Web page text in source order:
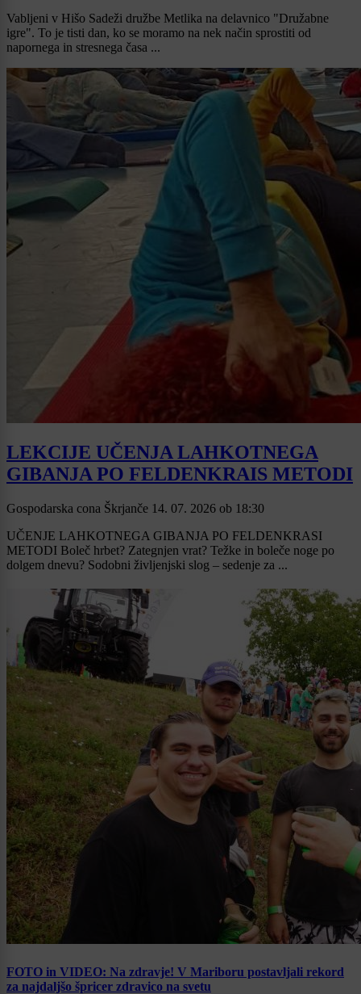
Vabljeni v Hišo Sadeži družbe Metlika na delavnico "Družabne
igre". To je tisti dan, ko se moramo na nek način sprostiti od
napornega in stresnega časa ...
LEKCIJE UČENJA LAHKOTNEGA
GIBANJA PO FELDENKRAIS METODI
Gospodarska cona Škrjanče 14. 07. 2026 ob 18:30
UČENJE LAHKOTNEGA GIBANJA PO FELDENKRASI
METODI Boleč hrbet? Zategnjen vrat? Težke in boleče noge po
dolgem dnevu? Sodobni življenjski slog – sedenje za ...
FOTO in VIDEO: Na zdravje! V Mariboru postavljali rekord
za najdaljšo špricer zdravico na svetu